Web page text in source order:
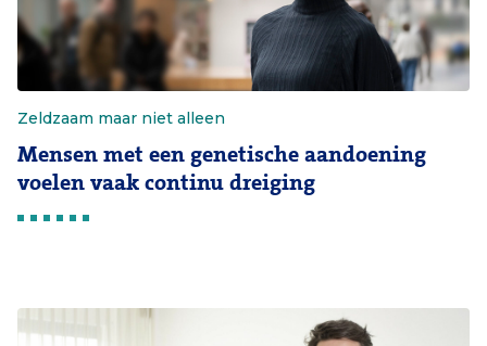
Zeldzaam maar niet alleen
Mensen met een genetische aandoening
voelen vaak continu dreiging